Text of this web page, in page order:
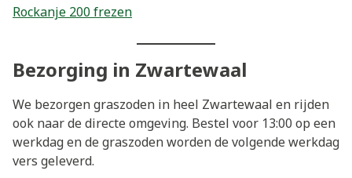
Rockanje 200 frezen
Bezorging in Zwartewaal
We bezorgen graszoden in heel Zwartewaal en rijden
ook naar de directe omgeving. Bestel voor 13:00 op een
werkdag en de graszoden worden de volgende werkdag
vers geleverd.